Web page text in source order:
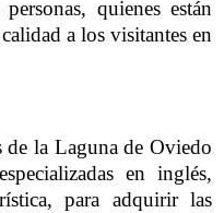
quienes están
a los visitantes en
la Laguna de Oviedo
en inglés,
para adquirir las